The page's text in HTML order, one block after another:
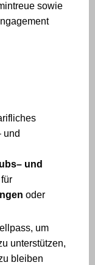
sowie
und
und
oder
um
unterstützen,
bleiben